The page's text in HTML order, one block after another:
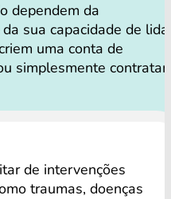
dependem da
sua capacidade de
uma conta de
simplesmente
de intervenções
traumas, doenças